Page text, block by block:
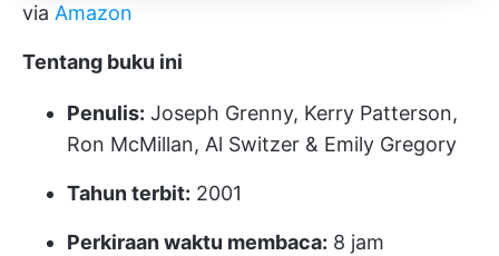
via Amazon
Tentang buku ini
Penulis: Joseph Grenny, Kerry Patterson,
Ron McMillan, Al Switzer & Emily Gregory
Tahun terbit: 2001
Perkiraan waktu membaca: 8 jam